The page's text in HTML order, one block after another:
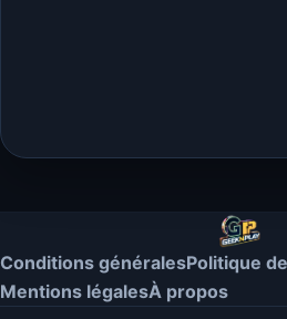
Conditions généralesPolitique
Mentions légalesÀ propos